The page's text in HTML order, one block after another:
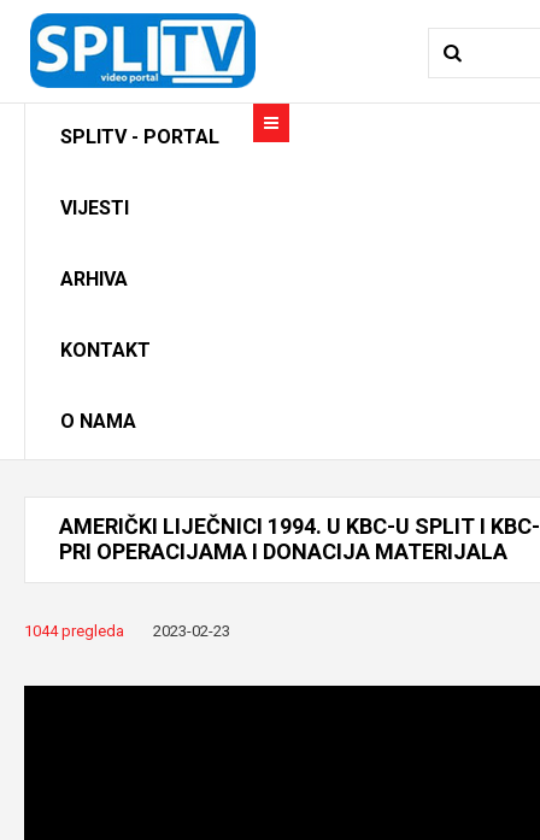
SPLITV - PORTAL
VIJESTI
ARHIVA
KONTAKT
O NAMA
AMERIČKI LIJEČNICI 1994. U KBC-U SPLIT I
PRI OPERACIJAMA I DONACIJA MATERIJALA
1044 pregleda 2023-02-23